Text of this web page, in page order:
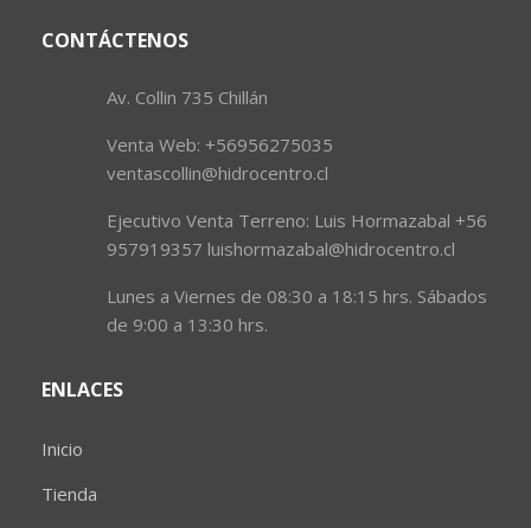
CONTÁCTENOS
Av. Collin 735 Chillán
Venta Web: +56956275035
ventascollin@hidrocentro.cl
Ejecutivo Venta Terreno: Luis Hormazabal +56
957919357 luishormazabal@hidrocentro.cl
Lunes a Viernes de 08:30 a 18:15 hrs. Sábados
de 9:00 a 13:30 hrs.
ENLACES
Inicio
Tienda